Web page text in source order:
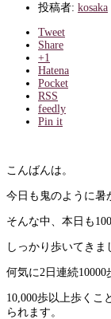
投稿者: kosaka
Tweet
Share
+1
Hatena
Pocket
RSS
feedly
Pin it
こんばんは。
今日も鬼のように暑
そんな中、本日も
しっかり歩いてきま
何気に2日連続10000
10,000歩以上歩くこ
られます。